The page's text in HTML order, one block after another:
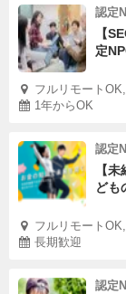
認定
【
定
フルリモート
1年からOK
認定
【
ども
フルリモート
長期歓迎
認定